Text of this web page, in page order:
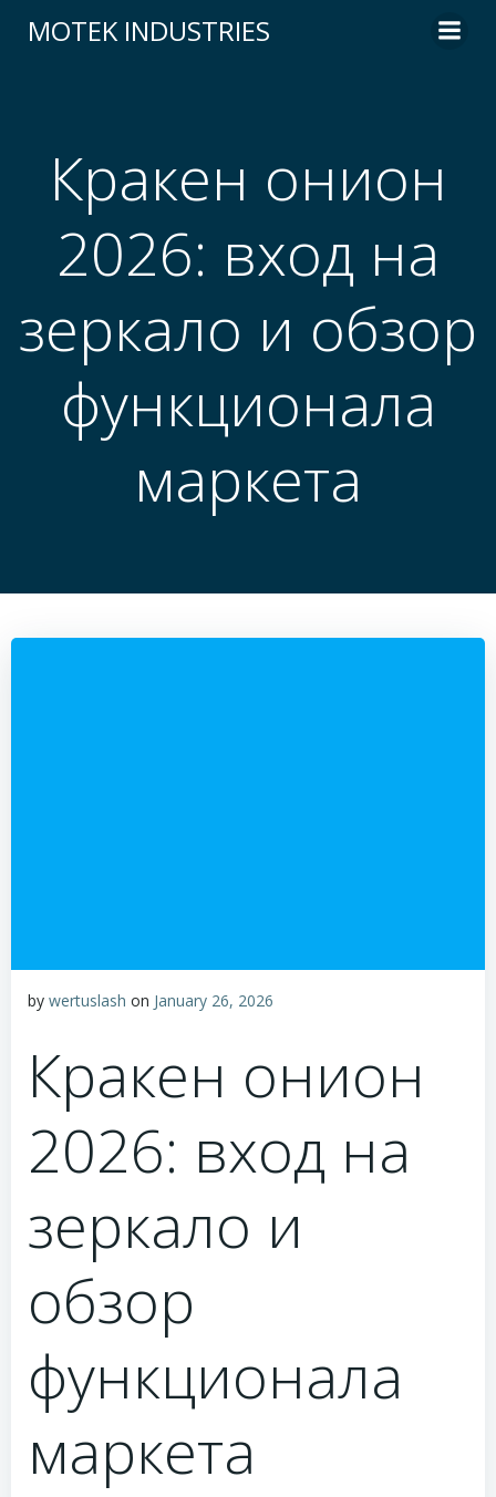
to
MOTEK INDUSTRIES
Кракен онион
2026: вход на
зеркало и обзор
функционала
маркета
by wertuslash on January 26, 2026
Кракен онион
2026: вход на
зеркало и
обзор
функционала
маркета